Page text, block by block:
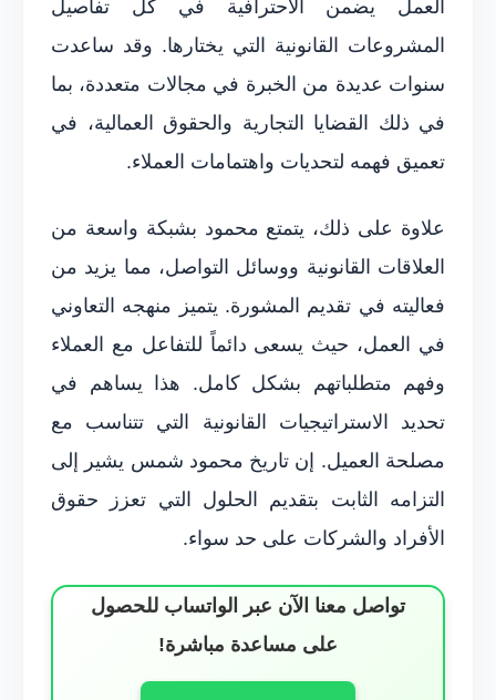
العمل يضمن الاحترافية في كل تفاصيل
المشروعات القانونية التي يختارها. وقد ساعدت
سنوات عديدة من الخبرة في مجالات متعددة، بما
في ذلك القضايا التجارية والحقوق العمالية، في
تعميق فهمه لتحديات واهتمامات العملاء.
علاوة على ذلك، يتمتع محمود بشبكة واسعة من
العلاقات القانونية ووسائل التواصل، مما يزيد من
فعاليته في تقديم المشورة. يتميز منهجه التعاوني
في العمل، حيث يسعى دائماً للتفاعل مع العملاء
وفهم متطلباتهم بشكل كامل. هذا يساهم في
تحديد الاستراتيجيات القانونية التي تتناسب مع
مصلحة العميل. إن تاريخ محمود شمس يشير إلى
التزامه الثابت بتقديم الحلول التي تعزز حقوق
الأفراد والشركات على حد سواء.
تواصل معنا الآن عبر الواتساب للحصول
على مساعدة مباشرة!